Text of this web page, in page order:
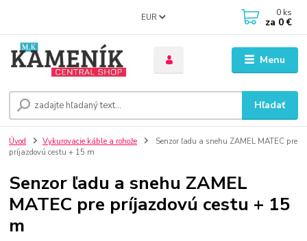
Menu
EUR
Hľadať
0 ks
za 0 €
Úvod Vykurovacie káble a rohože
Senzor ľadu a snehu ZAMEL MATEC pre
príjazdovú cestu + 15 m
Senzor ľadu a snehu ZAMEL
MATEC pre príjazdovú cestu + 15
m